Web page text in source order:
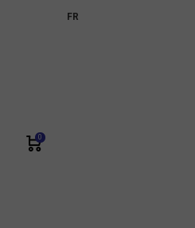
FR
0